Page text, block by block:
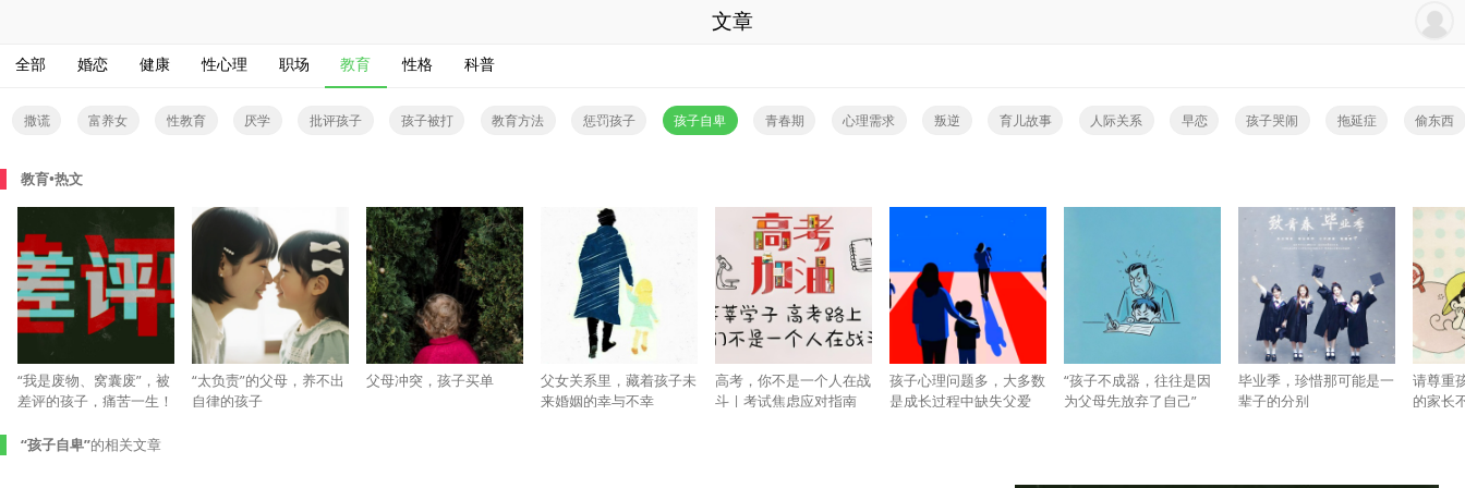
文章
全部 婚恋 健康 性心理 职场 教育 性格 科普
撒谎 富养女 性教育 厌学 批评孩子 孩子被打 教育方法 惩罚孩子 孩子自卑 青春期 心理需求 叛逆 育儿故事 人际关系 早恋 孩子哭闹 拖延症 偷东西
孤独症
教育•热文
“我是废物、窝囊废”，被
差评的孩子，痛苦一生！
“太负责”的父母，养不出
自律的孩子
父母冲突，孩子买单
父女关系里，藏着孩子未
来婚姻的幸与不幸
高考，你不是一个人在战
斗 | 考试焦虑应对指南
孩子心理问题多，大多数
是成长过程中缺失父爱
“孩子不成器，往往是因
为父母先放弃了自己”
毕业季，珍惜那可能是一
辈子的分别
请尊重
的家长
“孩子自卑”的相关文章